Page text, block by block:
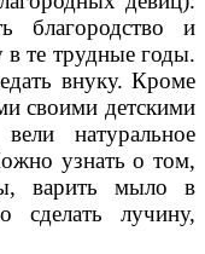
благородство и
в те трудные годы.
внуку. Кроме
своими детскими
натуральное
узнать о том,
варить мыло в
сделать лучину,